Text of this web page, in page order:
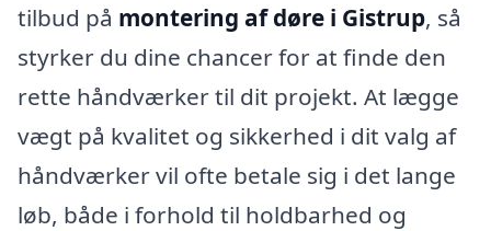
tilbud på montering af døre i Gistrup, så
styrker du dine chancer for at finde den
rette håndværker til dit projekt. At lægge
vægt på kvalitet og sikkerhed i dit valg af
håndværker vil ofte betale sig i det lange
løb, både i forhold til holdbarhed og